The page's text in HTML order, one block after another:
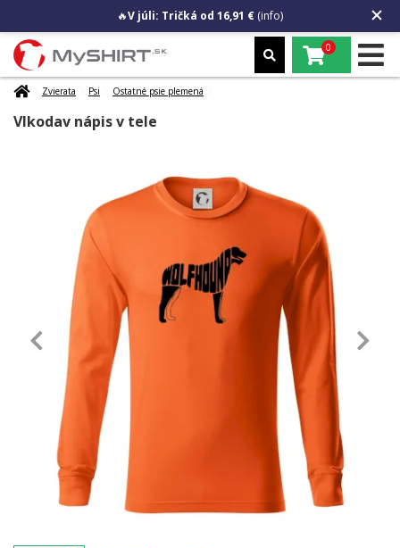
🔥V júli: Tričká od 16,91 € (info)
0
Zvierata Psi Ostatné psie plemená
Vlkodav nápis v tele